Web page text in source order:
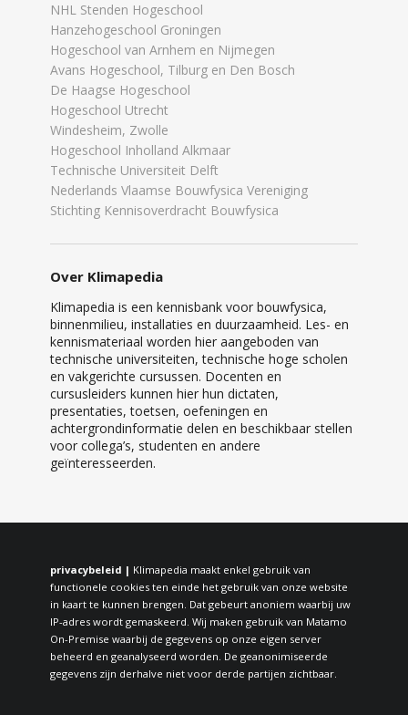
NHL Stenden Hogeschool
Hanzehogeschool Groningen
Hogeschool van Arnhem en Nijmegen
Avans Hogeschool, Tilburg en Den Bosch
De Haagse Hogeschool
Hogeschool Utrecht
Windesheim, Zwolle
Hogeschool Inholland Alkmaar
Technische Universiteit Delft
Nederlands Vlaamse Bouwfysica Vereniging
Stichting Kennisoverdracht Bouwfysica
Over Klimapedia
Klimapedia is een kennisbank voor bouwfysica,
binnenmilieu, installaties en duurzaamheid. Les- en
kennismateriaal worden hier aangeboden van
technische universiteiten, technische hoge scholen
en vakgerichte cursussen. Docenten en
cursusleiders kunnen hier hun dictaten,
presentaties, toetsen, oefeningen en
achtergrondinformatie delen en beschikbaar stellen
voor collega’s, studenten en andere
geïnteresseerden.
privacybeleid | Klimapedia maakt enkel gebruik van
functionele cookies ten einde het gebruik van onze website
in kaart te kunnen brengen. Dat gebeurt anoniem waarbij uw
IP-adres wordt gemaskeerd. Wij maken gebruik van Matamo
On-Premise waarbij de gegevens op onze eigen server
beheerd en geanalyseerd worden. De geanonimiseerde
gegevens zijn derhalve niet voor derde partijen zichtbaar.